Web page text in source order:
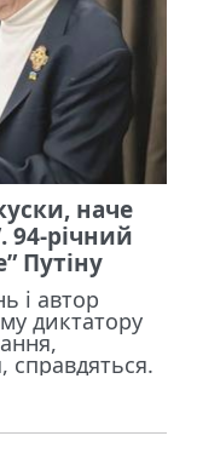
наче
94-річний
Путіну
і автор
диктатору
справдяться.